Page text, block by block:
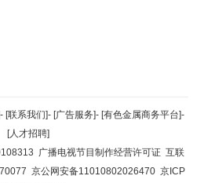
返回顶部
返回首页
- [联系我们]- [广告服务]- [有色金属商务平台]-
[人才招聘]
广播电视节目制作经营许可证 互联
京公网安备11010802026470 京ICP